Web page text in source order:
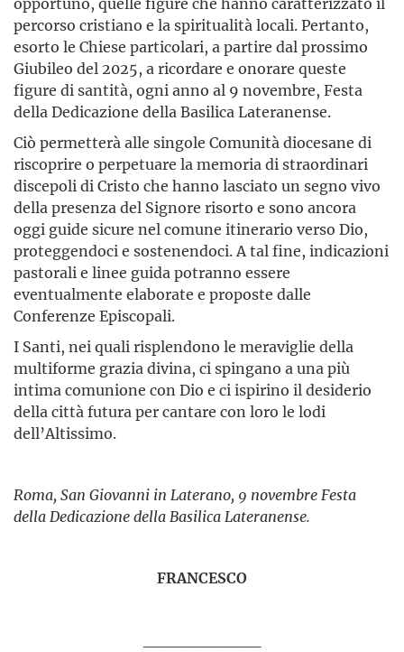
percorso cristiano e la spiritualità locali. Pertanto,
esorto le Chiese particolari, a partire dal prossimo
Giubileo del 2025, a ricordare e onorare queste
figure di santità, ogni anno al 9 novembre, Festa
della Dedicazione della Basilica Lateranense.
Ciò permetterà alle singole Comunità diocesane di
riscoprire o perpetuare la memoria di straordinari
discepoli di Cristo che hanno lasciato un segno vivo
della presenza del Signore risorto e sono ancora
oggi guide sicure nel comune itinerario verso Dio,
proteggendoci e sostenendoci. A tal fine, indicazioni
pastorali e linee guida potranno essere
eventualmente elaborate e proposte dalle
Conferenze Episcopali.
I Santi, nei quali risplendono le meraviglie della
multiforme grazia divina, ci spingano a una più
intima comunione con Dio e ci ispirino il desiderio
della città futura per cantare con loro le lodi
dell’Altissimo.
Roma, San Giovanni in Laterano, 9 novembre Festa
della Dedicazione della Basilica Lateranense.
FRANCESCO